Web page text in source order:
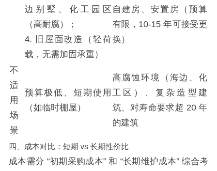
边别墅、化工园区
（高耐腐）；
4. 旧屋面改造（轻荷
载，无需加固承重）
自建房、安置房（预算
有限，10-15 年可接受更
换）
不
适
用
场
景
预算极低、短期使用
（如临时棚屋）
高腐蚀环境（海边、化
工区）、复杂造型建
筑、对寿命要求超 20 年
的建筑
四、成本对比：短期 vs 长期性价比
成本需分 “初期采购成本” 和 “长期维护成本” 综合考